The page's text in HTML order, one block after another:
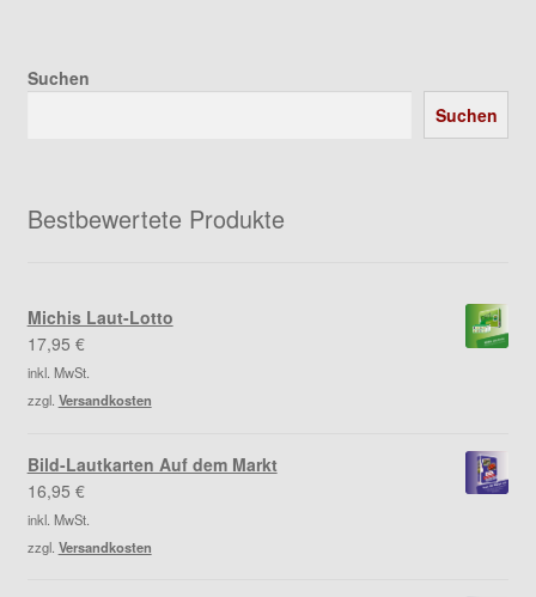
Suchen
Suchen
Bestbewertete Produkte
Michis Laut-Lotto
17,95 €
inkl. MwSt.
zzgl. Versandkosten
Bild-Lautkarten Auf dem Markt
16,95 €
inkl. MwSt.
zzgl. Versandkosten